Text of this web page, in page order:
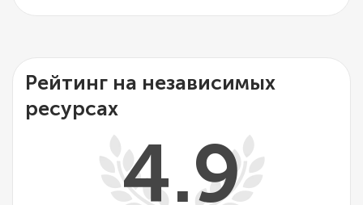
Рейтинг на независимых
ресурсах
4.9